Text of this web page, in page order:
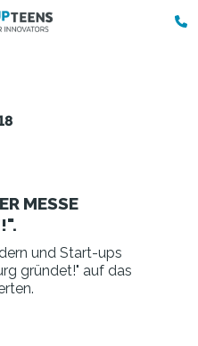
MESSE
und Start-ups
gründet!" auf das